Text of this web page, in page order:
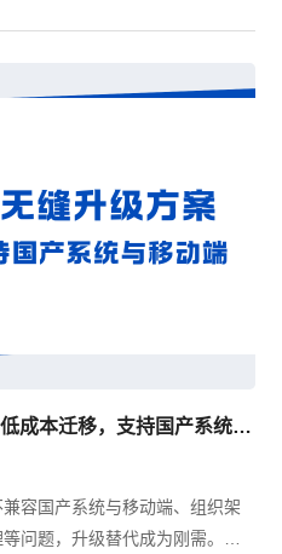
腾讯通RTX无缝升级方案：低成本迁移，支持国产系统与移动端
容国产系统与移动端、组织架
问题，升级替代成为刚需。在